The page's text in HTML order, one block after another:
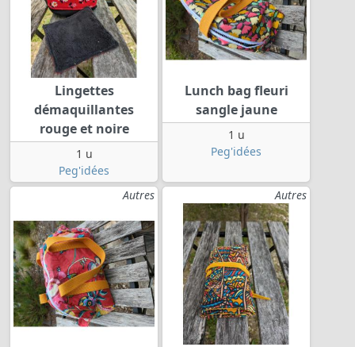
Lingettes
démaquillantes
rouge et noire
1 u
Peg'idées
Lunch bag fleuri
sangle jaune
1 u
Peg'idées
Autres Autres